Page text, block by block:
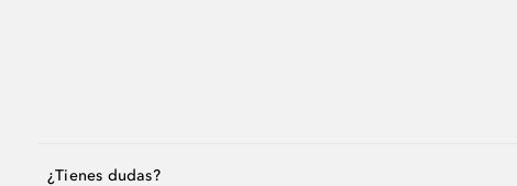
¿Tienes dudas?